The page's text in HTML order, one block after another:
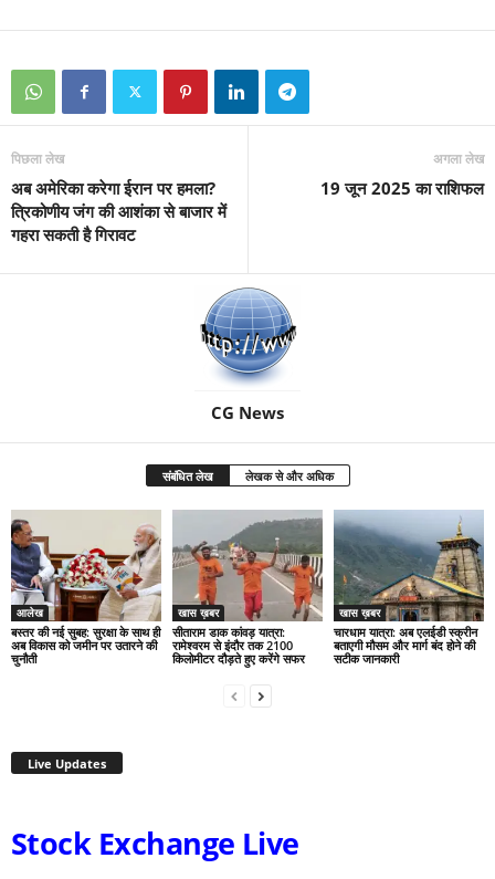
पिछला लेख
अब अमेरिका करेगा ईरान पर हमला?
त्रिकोणीय जंग की आशंका से बाजार में
गहरा सकती है गिरावट
अगला लेख
19 जून 2025 का राशिफल
CG News
संबंधित लेख लेखक से और अधिक
आलेख
बस्तर की नई सुबह: सुरक्षा के साथ ही
अब विकास को जमीन पर उतारने की
चुनौती
खास ख़बर
सीताराम डाक कांवड़ यात्रा:
रामेश्वरम से इंदौर तक 2100
किलोमीटर दौड़ते हुए करेंगे सफर
खास ख़बर
चारधाम यात्रा: अब एलईडी स्क्रीन
बताएगी मौसम और मार्ग बंद होने की
सटीक जानकारी
Live Updates
Stock Exchange Live